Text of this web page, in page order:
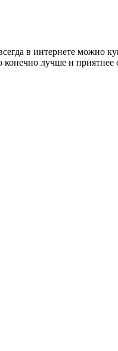
в интернете можно
лучше и приятнее